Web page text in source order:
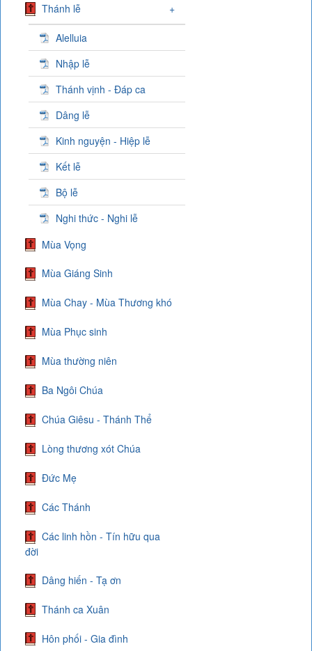
Thánh lễ +
Alelluia
Nhập lễ
Thánh vịnh - Đáp ca
Dâng lễ
Kinh nguyện - Hiệp lễ
Kết lễ
Bộ lễ
Nghi thức - Nghi lễ
Mùa Vọng
Mùa Giáng Sinh
Mùa Chay - Mùa Thương khó
Mùa Phục sinh
Mùa thường niên
Ba Ngôi Chúa
Chúa Giêsu - Thánh Thể
Lòng thương xót Chúa
Đức Mẹ
Các Thánh
Các linh hồn - Tín hữu qua
đời
Dâng hiến - Tạ ơn
Thánh ca Xuân
Hôn phối - Gia đình